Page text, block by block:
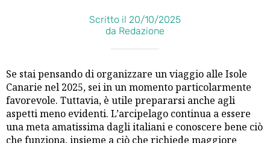
Scritto il 20/10/2025
da Redazione
Se stai pensando di organizzare un viaggio alle Isole
Canarie nel 2025, sei in un momento particolarmente
favorevole. Tuttavia, è utile prepararsi anche agli
aspetti meno evidenti. L’arcipelago continua a essere
una meta amatissima dagli italiani e conoscere bene ciò
che funziona, insieme a ciò che richiede maggiore